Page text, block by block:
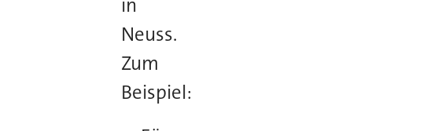
in
Neuss.
Zum
Beispiel: